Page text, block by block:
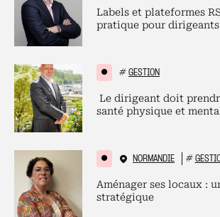
Labels et plateformes
pratique pour dirigeants
# GESTION
Le dirigeant doit
santé physique et
NORMANDIE #
Aménager ses locaux :
stratégique